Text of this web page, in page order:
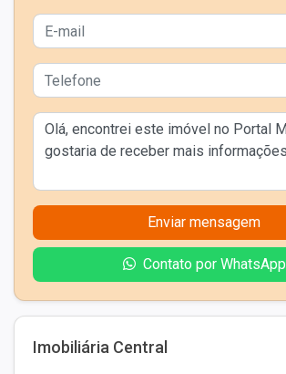
Enviar mensagem
Contato por WhatsApp
Imobiliária Central